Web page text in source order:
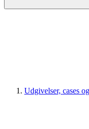
Udgivelser, cases